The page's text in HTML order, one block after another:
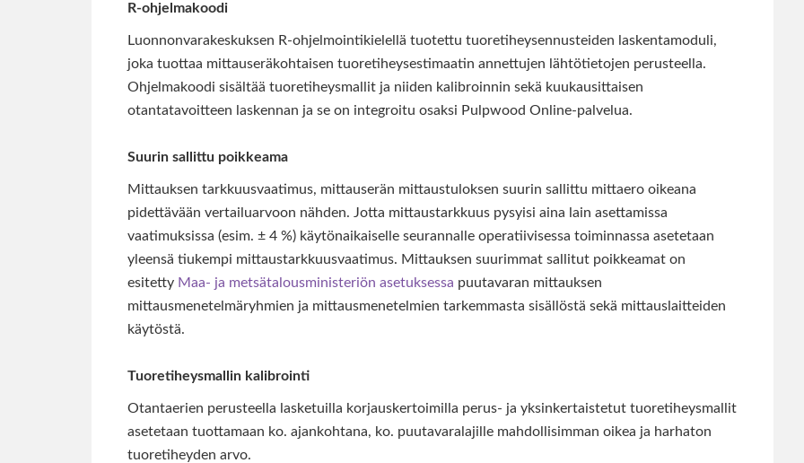
R-ohjelmakoodi
Luonnonvarakeskuksen R-ohjelmointikielellä tuotettu tuoretiheysennusteiden laskentamoduli,
joka tuottaa mittauseräkohtaisen tuoretiheysestimaatin annettujen lähtötietojen perusteella.
Ohjelmakoodi sisältää tuoretiheysmallit ja niiden kalibroinnin sekä kuukausittaisen
otantatavoitteen laskennan ja se on integroitu osaksi Pulpwood Online-palvelua.
Suurin sallittu poikkeama
Mittauksen tarkkuusvaatimus, mittauserän mittaustuloksen suurin sallittu mittaero oikeana
pidettävään vertailuarvoon nähden. Jotta mittaustarkkuus pysyisi aina lain asettamissa
vaatimuksissa (esim. ± 4 %) käytönaikaiselle seurannalle operatiivisessa toiminnassa asetetaan
yleensä tiukempi mittaustarkkuusvaatimus. Mittauksen suurimmat sallitut poikkeamat on
esitetty Maa- ja metsätalousministeriön asetuksessa puutavaran mittauksen
mittausmenetelmäryhmien ja mittausmenetelmien tarkemmasta sisällöstä sekä mittauslaitteiden
käytöstä.
Tuoretiheysmallin kalibrointi
Otantaerien perusteella lasketuilla korjauskertoimilla perus- ja yksinkertaistetut tuoretiheysmallit
asetetaan tuottamaan ko. ajankohtana, ko. puutavaralajille mahdollisimman oikea ja harhaton
tuoretiheyden arvo.